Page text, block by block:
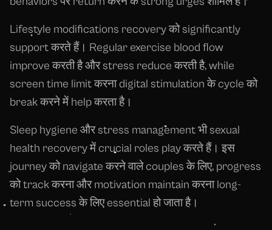
Lifestyle modifications recovery को significantly
support करते हैं। Regular exercise blood flow
improve करती है और stress reduce करती है, while
screen time limit करना digital stimulation के cycle को
break करने में help करता है।
Sleep hygiene और stress management भी sexual
health recovery में crucial roles play करते हैं। इस
journey को navigate करने वाले couples के लिए, progress
को track करना और motivation maintain करना long-
term success के लिए essential हो जाता है।